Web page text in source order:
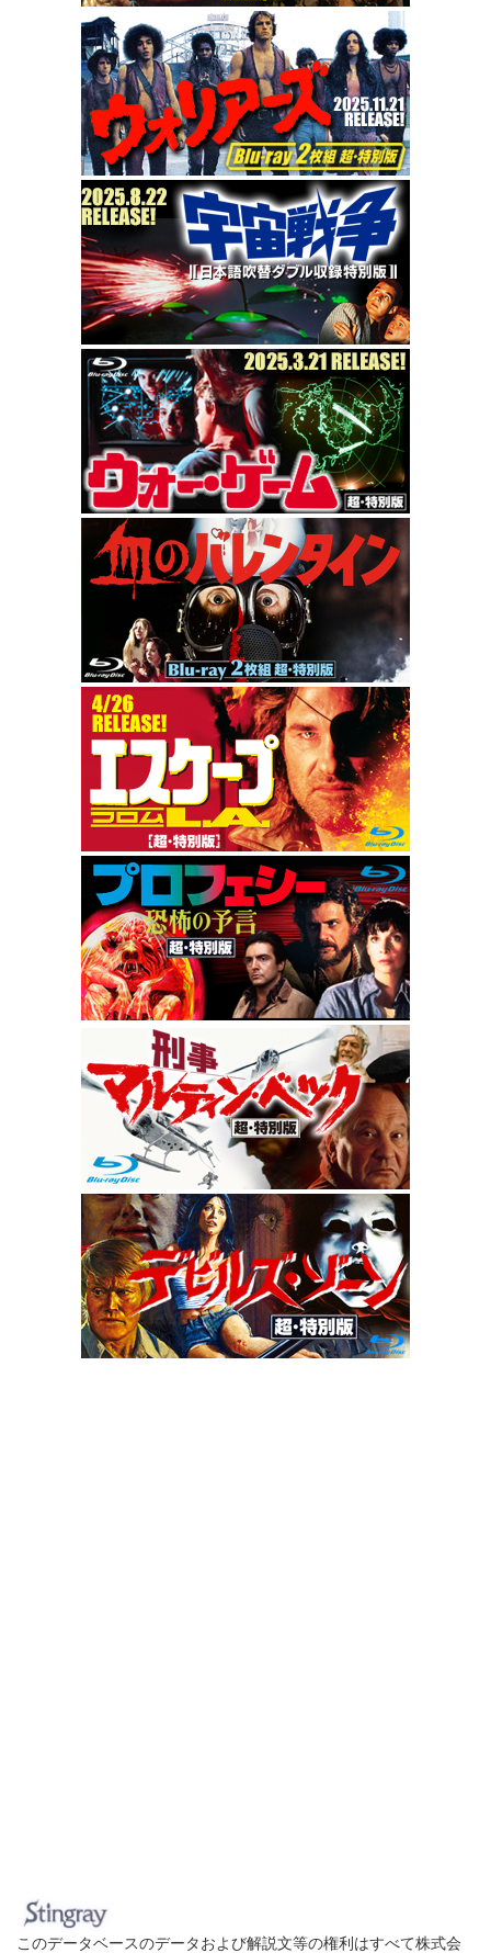
このデータベースのデータおよび解説文等の権利はすべて株式会